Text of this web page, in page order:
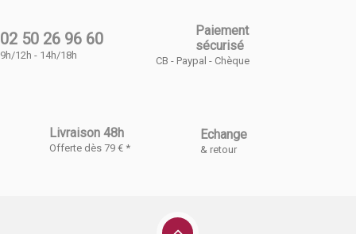
02 50 26 96 60
9h/12h - 14h/18h
Paiement
sécurisé
CB - Paypal - Chèque
Livraison 48h
Offerte dès 79 € *
Echange
& retour